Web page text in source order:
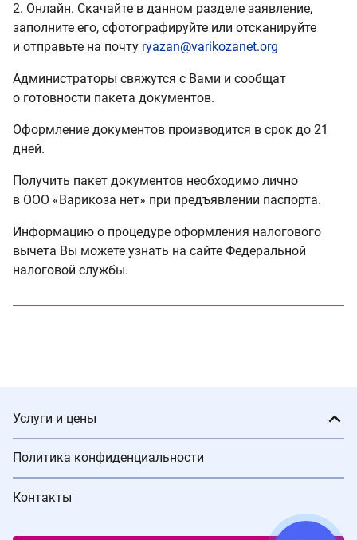
2. Онлайн. Скачайте в данном разделе заявление,
заполните его, сфотографируйте или отсканируйте
и отправьте на почту ryazan@varikozanet.org
Администраторы свяжутся с Вами и сообщат
о готовности пакета документов.
Оформление документов производится в срок до 21
дней.
Получить пакет документов необходимо лично
в ООО «Варикоза нет» при предъявлении паспорта.
Информацию о процедуре оформления налогового
вычета Вы можете узнать на сайте Федеральной
налоговой службы.
Услуги и цены
Политика конфиденциальности
Контакты